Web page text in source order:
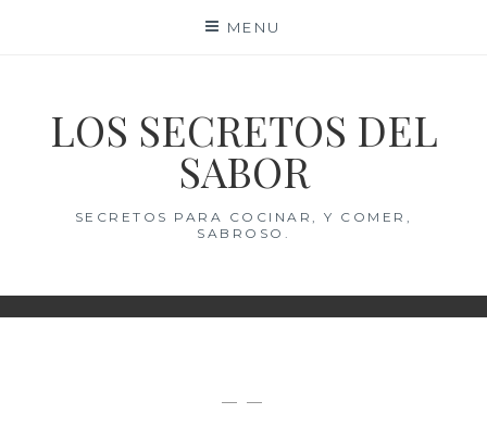
MENU
LOS SECRETOS DEL
SABOR
SECRETOS PARA COCINAR, Y COMER,
SABROSO.
— —